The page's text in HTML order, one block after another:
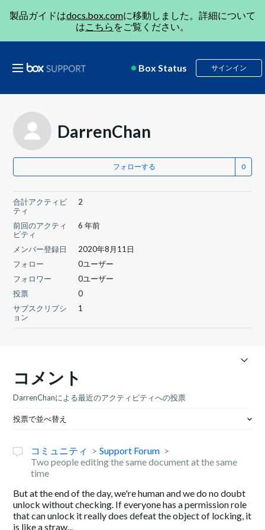
製品ガイドはdocs.box.comに移動しました。詳細について
はこちら をご覧ください。
Box Status サインイン
DarrenChan
フォローする
合計アクティビ
ティ
2
前回のアクティ
ビティ
6 年前
メンバー登録日
2020年8月11日
フォロー
0ユーザー
フォロワー
0ユーザー
投票
0
サブスクリプシ
ョン
1
コメント
DarrenChanによる最近のアクティビティへの投票
投票で並べ替え
コミュニティ
Support Forum
Two people editing the same document at the same
time
But at the end of the day, we're human and we do no doubt
unlock without checking. If everyone has a permission role
that can unlock it really does defeat the object of locking, it
is like a straw...